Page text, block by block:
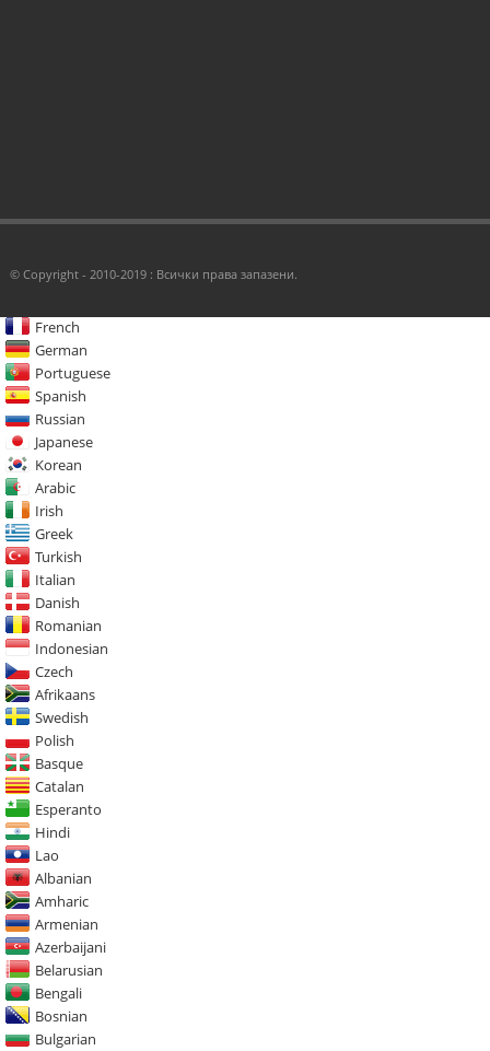
© Copyright - 2010-2019 : Всички права запазени.
French
German
Portuguese
Spanish
Russian
Japanese
Korean
Arabic
Irish
Greek
Turkish
Italian
Danish
Romanian
Indonesian
Czech
Afrikaans
Swedish
Polish
Basque
Catalan
Esperanto
Hindi
Lao
Albanian
Amharic
Armenian
Azerbaijani
Belarusian
Bengali
Bosnian
Bulgarian